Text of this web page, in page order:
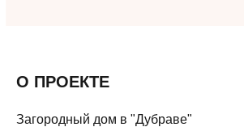
О ПРОЕКТЕ
Загородный дом в "Дубраве"